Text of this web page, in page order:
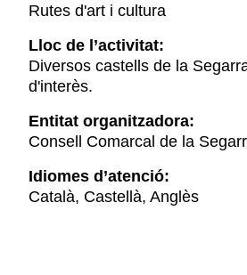
Rutes d'art i cultura
Lloc de l’activitat:
Diversos castells de la
d'interès.
Entitat organitzadora:
Consell Comarcal de la
Idiomes d’atenció:
Català, Castellà, Anglès